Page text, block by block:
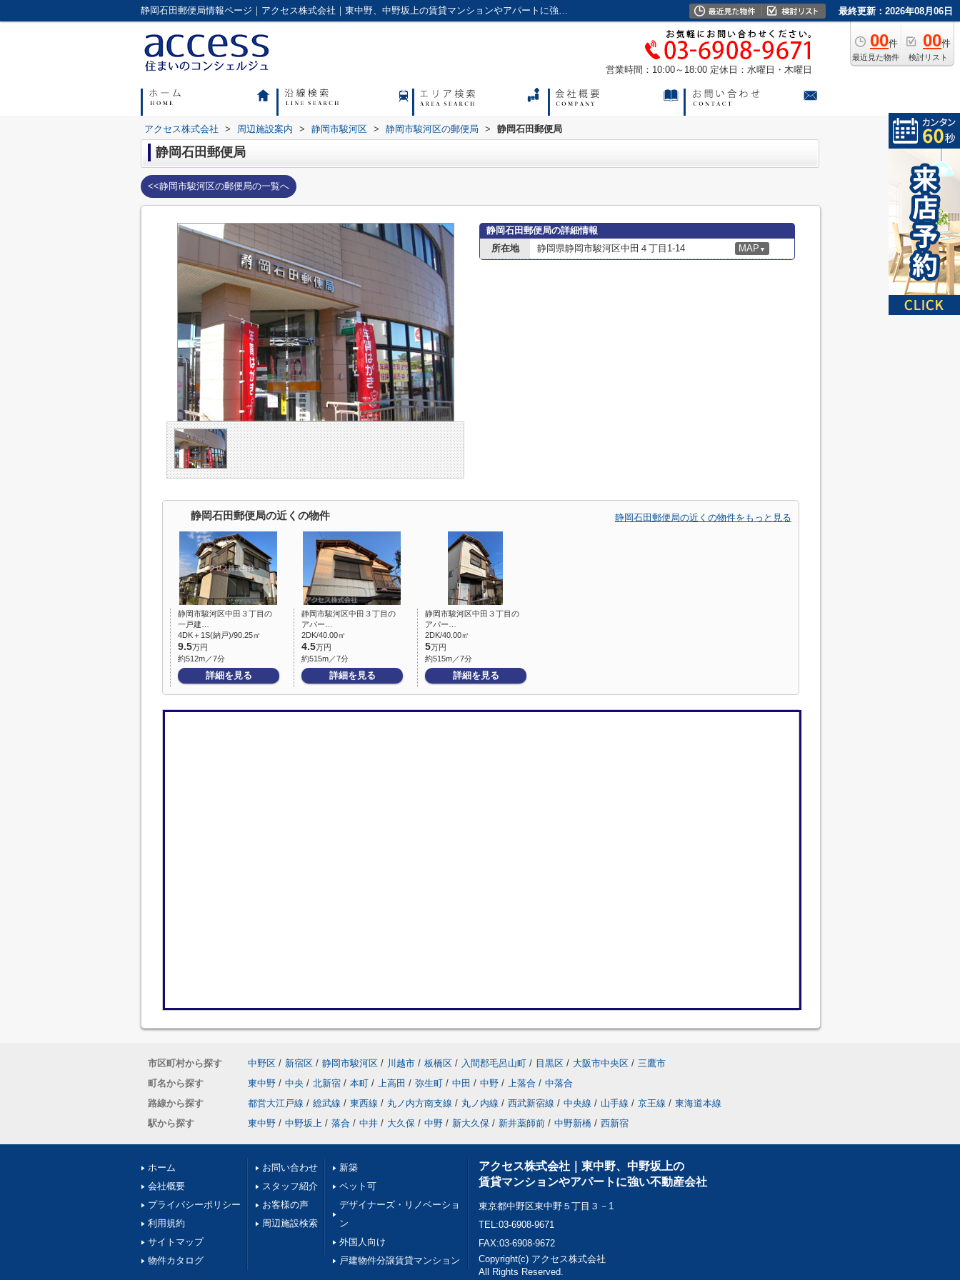
静岡石田郵便局情報ページ｜アクセス株式会社｜東中野、中野坂上の賃貸マンションやアパートに強い不動産会社 最終更新：2026年08月06日
00件
最近見た物件
00件
検討リスト
営業時間：10:00～18:00 定休日：水曜日・木曜日
アクセス株式会社 > 周辺施設案内 > 静岡市駿河区 > 静岡市駿河区の郵便局 > 静岡石田郵便局
静岡石田郵便局
<<静岡市駿河区の郵便局の一覧へ
静岡石田郵便局の詳細情報
所在地
静岡県静岡市駿河区中田４丁目1-14 MAP ▼
静岡石田郵便局の近くの物件 静岡石田郵便局の近くの物件をもっと見る
静岡市駿河区中田３丁目の
一戸建…
4DK＋1S(納戸)/90.25㎡
9.5万円
約512m／7分
詳細を見る
静岡市駿河区中田３丁目の
アパー…
2DK/40.00㎡
4.5万円
約515m／7分
詳細を見る
静岡市駿河区中田３丁目の
アパー…
2DK/40.00㎡
5万円
約515m／7分
詳細を見る
市区町村から探す 中野区 / 新宿区 / 静岡市駿河区 / 川越市 / 板橋区 / 入間郡毛呂山町 / 目黒区 / 大阪市中央区 / 三鷹市
町名から探す
東中野 / 中央 / 北新宿 / 本町 / 上高田 / 弥生町 / 中田 / 中野 / 上落合 / 中落合
路線から探す
都営大江戸線 / 総武線 / 東西線 / 丸ノ内方南支線 / 丸ノ内線 / 西武新宿線 / 中央線 / 山手線 / 京王線 / 東海道本線
駅から探す
東中野 / 中野坂上 / 落合 / 中井 / 大久保 / 中野 / 新大久保 / 新井薬師前 / 中野新橋 / 西新宿
ホーム
会社概要
プライバシーポリシー
利用規約
サイトマップ
物件カタログ
お問い合わせ
スタッフ紹介
お客様の声
周辺施設検索
新築
ペット可
デザイナーズ・リノベーショ
ン
外国人向け
戸建物件分譲賃貸マンション
アクセス株式会社｜東中野、中野坂上の
賃貸マンションやアパートに強い不動産会社
東京都中野区東中野５丁目３－1
TEL:03-6908-9671
FAX:03-6908-9672
Copyright(c) アクセス株式会社
All Rights Reserved.